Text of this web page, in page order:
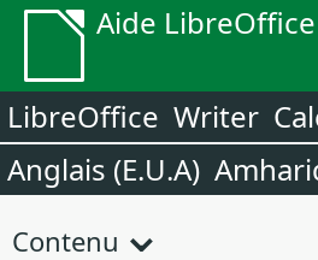
Aide
LibreOffice Writer
Anglais (E.U.A)
Contenu